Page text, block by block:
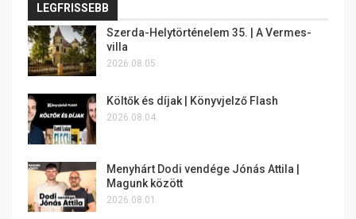
LEGFRISSEBB
Szerda-Helytörténelem 35. | A Vermes-
villa
2026.08.05.
Költők és díjak | Könyvjelző Flash
2026.08.04.
Menyhárt Dodi vendége Jónás Attila |
Magunk között
2026.08.01.